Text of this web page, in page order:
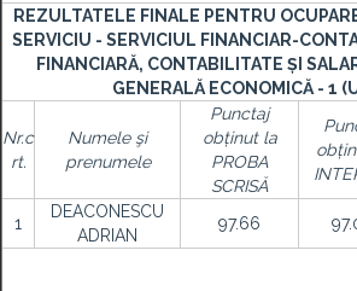
REZULTATELE FINALE PENTRU
SERVICIU - SERVICIUL FINANCIAR-
FINANCIARĂ, CONTABILITATE ȘI
GENERALĂ ECONOMICĂ - 1
Nr.c
rt.
Numele şi
prenumele
Punctaj
obținut la
PROBA
SCRISĂ
1
DEACONESCU
ADRIAN
97.66